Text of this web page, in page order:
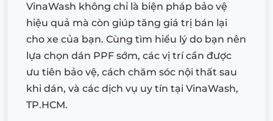
VinaWash không chỉ là biện pháp bảo vệ
hiệu quả mà còn giúp tăng giá trị bán lại
cho xe của bạn. Cùng tìm hiểu lý do bạn nên
lựa chọn dán PPF sớm, các vị trí cần được
ưu tiên bảo vệ, cách chăm sóc nội thất sau
khi dán, và các dịch vụ uy tín tại VinaWash,
TP.HCM.